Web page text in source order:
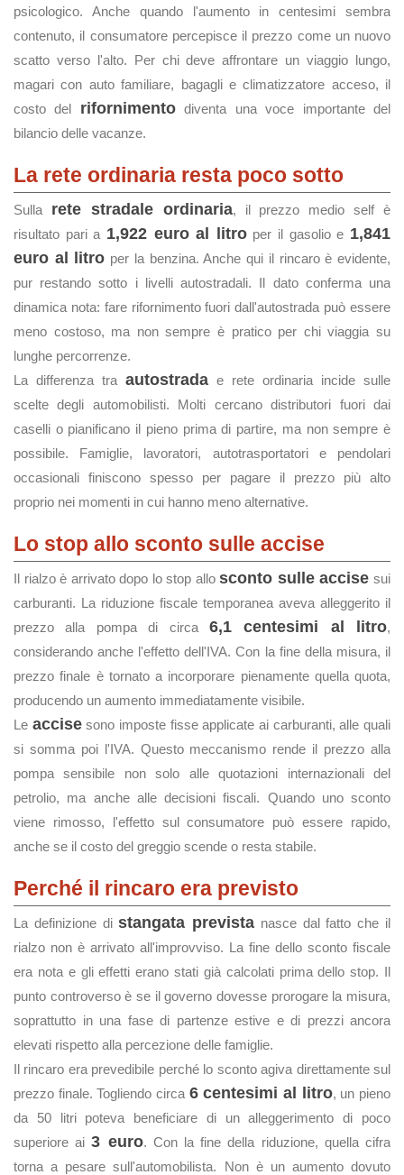
psicologico. Anche quando l'aumento in centesimi sembra
contenuto, il consumatore percepisce il prezzo come un nuovo
scatto verso l'alto. Per chi deve affrontare un viaggio lungo,
magari con auto familiare, bagagli e climatizzatore acceso, il
costo del rifornimentodiventa una voce importante del
bilancio delle vacanze.
La rete ordinaria resta poco sotto
Sulla rete stradale ordinaria, il prezzo medio self è
risultato pari a 1,922 euro al litroper il gasolio e 1,841
euro al litro per la benzina. Anche qui il rincaro è evidente,
pur restando sotto i livelli autostradali. Il dato conferma una
dinamica nota: fare rifornimento fuori dall'autostrada può essere
meno costoso, ma non sempre è pratico per chi viaggia su
lunghe percorrenze.
La differenza tra autostrada e rete ordinaria incide sulle
scelte degli automobilisti. Molti cercano distributori fuori dai
caselli o pianificano il pieno prima di partire, ma non sempre è
possibile. Famiglie, lavoratori, autotrasportatori e pendolari
occasionali finiscono spesso per pagare il prezzo più alto
proprio nei momenti in cui hanno meno alternative.
Lo stop allo sconto sulle accise
Il rialzo è arrivato dopo lo stop allosconto sulle accise sui
carburanti. La riduzione fiscale temporanea aveva alleggerito il
prezzo alla pompa di circa 6,1 centesimi al litro,
considerando anche l'effetto dell'IVA. Con la fine della misura, il
prezzo finale è tornato a incorporare pienamente quella quota,
producendo un aumento immediatamente visibile.
Le accisesono imposte fisse applicate ai carburanti, alle quali
si somma poi l'IVA. Questo meccanismo rende il prezzo alla
pompa sensibile non solo alle quotazioni internazionali del
petrolio, ma anche alle decisioni fiscali. Quando uno sconto
viene rimosso, l'effetto sul consumatore può essere rapido,
anche se il costo del greggio scende o resta stabile.
Perché il rincaro era previsto
La definizione distangata prevista nasce dal fatto che il
rialzo non è arrivato all'improvviso. La fine dello sconto fiscale
era nota e gli effetti erano stati già calcolati prima dello stop. Il
punto controverso è se il governo dovesse prorogare la misura,
soprattutto in una fase di partenze estive e di prezzi ancora
elevati rispetto alla percezione delle famiglie.
Il rincaro era prevedibile perché lo sconto agiva direttamente sul
prezzo finale. Togliendo circa 6 centesimi al litro, un pieno
da 50 litri poteva beneficiare di un alleggerimento di poco
superiore ai3 euro. Con la fine della riduzione, quella cifra
torna a pesare sull'automobilista. Non è un aumento dovuto